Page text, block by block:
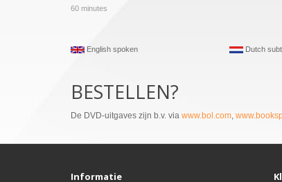
60 minutes
English spoken Dutch
BESTELLEN?
De DVD-uitgaves zijn b.v. via www.bol.com
Informatie